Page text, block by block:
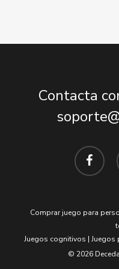
Contacta
facebook
Comprar juego para
Juegos cognitivos | Juegos
© 2026